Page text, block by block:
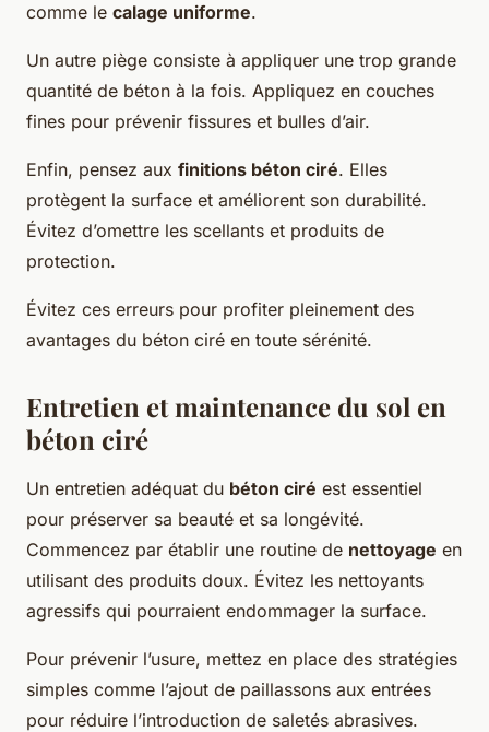
comme le calage uniforme.
Un autre piège consiste à appliquer une trop grande
quantité de béton à la fois. Appliquez en couches
fines pour prévenir fissures et bulles d’air.
Enfin, pensez aux finitions béton ciré. Elles
protègent la surface et améliorent son durabilité.
Évitez d’omettre les scellants et produits de
protection.
Évitez ces erreurs pour profiter pleinement des
avantages du béton ciré en toute sérénité.
Entretien et maintenance du sol en
béton ciré
Un entretien adéquat du béton ciré est essentiel
pour préserver sa beauté et sa longévité.
Commencez par établir une routine de nettoyage en
utilisant des produits doux. Évitez les nettoyants
agressifs qui pourraient endommager la surface.
Pour prévenir l’usure, mettez en place des stratégies
simples comme l’ajout de paillassons aux entrées
pour réduire l’introduction de saletés abrasives.